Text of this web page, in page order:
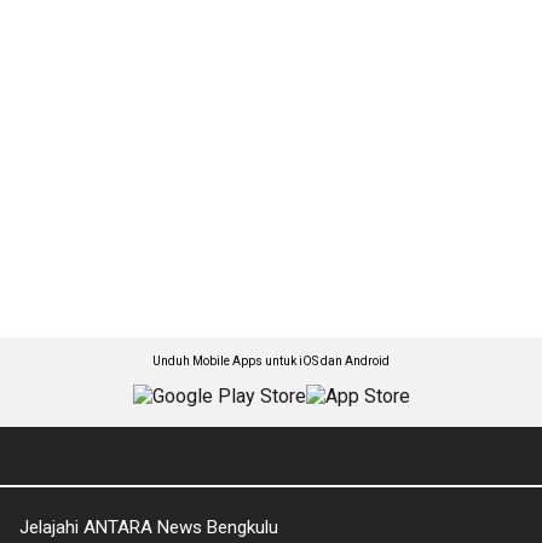
Unduh Mobile Apps untuk iOS dan Android
Jelajahi ANTARA News Bengkulu